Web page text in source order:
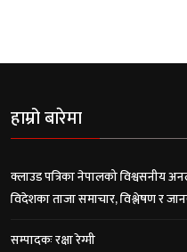
हाम्रो बारेमा
क्लाउड पत्रिका नेपालको विश्वसनीय
विदेशका ताजा समाचार, विश्लेषण र
सम्पादकः रक्षा रेग्मी